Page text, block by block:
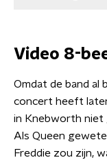
Video 8-
Omdat de band al
concert heeft
in Knebworth niet
Als Queen
Freddie zou zijn,